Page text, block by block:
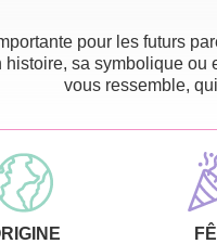
pour les futurs
sa symbolique
vous ressemble,